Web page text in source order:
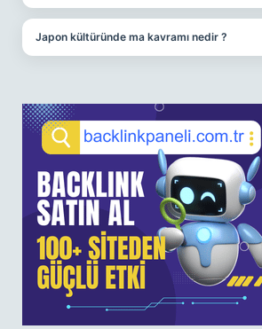
Japon kültüründe ma kavramı nedir ?